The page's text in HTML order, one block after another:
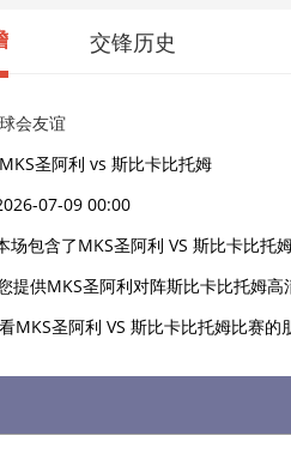
交锋历史
球会友谊
MKS圣阿利 vs 斯比卡比托姆
07-09 00:00
场包含了MKS圣阿利 VS 斯比卡比托
提供MKS圣阿利对阵斯比卡比托姆
MKS圣阿利 VS 斯比卡比托姆比赛的